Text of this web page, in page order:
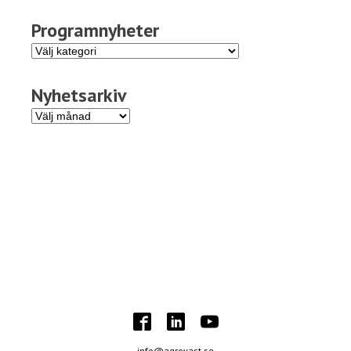
Programnyheter
Programnyheter
Nyhetsarkiv
Nyhetsarkiv